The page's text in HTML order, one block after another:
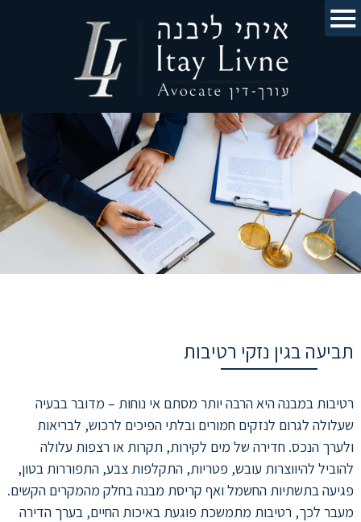
תביעה בגין נזקי רטיבות
רטיבות במבנה היא הרבה יותר מסתם אי נוחות – מדובר בבעיה
שעלולה לגרום לנזקים חמורים ובלתי הפיכים לרכוש, לבריאות
ולערך הנכס. חדירה של מים לקירות, תקרות או רצפות עלולה
להוביל להיווצרות עובש, פטריות, התקלפות צבע, התפוררות בטון,
פגיעה בתשתיות החשמל ואף קריסת מבנה בחלק מהמקרים הקשים.
מעבר לכך, רטיבות מתמשכת פוגעת באיכות החיים, בערך הדירה